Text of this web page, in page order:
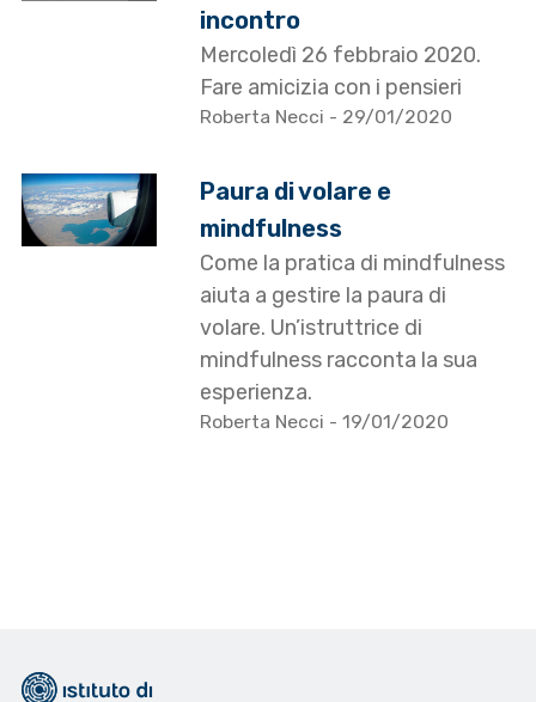
incontro
Mercoledì 26 febbraio 2020.
Fare amicizia con i pensieri
Roberta Necci - 29/01/2020
Paura di volare e
mindfulness
Come la pratica di mindfulness
aiuta a gestire la paura di
volare. Un’istruttrice di
mindfulness racconta la sua
esperienza.
Roberta Necci - 19/01/2020